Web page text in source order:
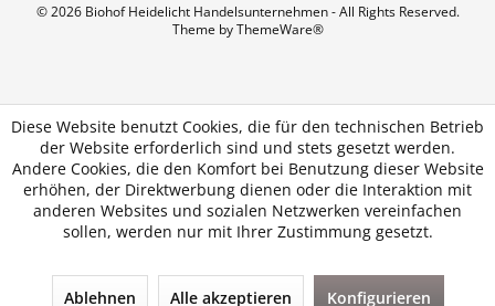
© 2026 Biohof Heidelicht Handelsunternehmen - All Rights Reserved.
Theme byThemeWare®
Diese Website benutzt Cookies, die für den technischen Betrieb
der Website erforderlich sind und stets gesetzt werden.
Andere Cookies, die den Komfort bei Benutzung dieser Website
erhöhen, der Direktwerbung dienen oder die Interaktion mit
anderen Websites und sozialen Netzwerken vereinfachen
sollen, werden nur mit Ihrer Zustimmung gesetzt.
Ablehnen Alle akzeptieren Konfigurieren